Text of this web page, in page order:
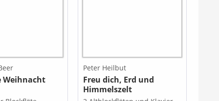
Weihnacht
Peter Heilbut
Freu dich, Erd und
Himmelszelt